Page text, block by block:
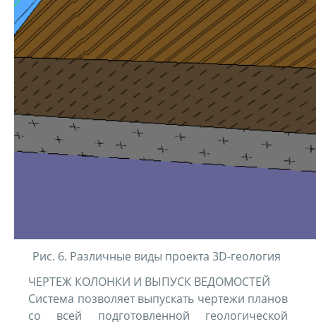
Рис. 6. Различные виды проекта 3D-геология
ЧЕРТЕЖ КОЛОНКИ И ВЫПУСК ВЕДОМОСТЕЙ
Система позволяет выпускать чертежи планов
со всей подготовленной геологической